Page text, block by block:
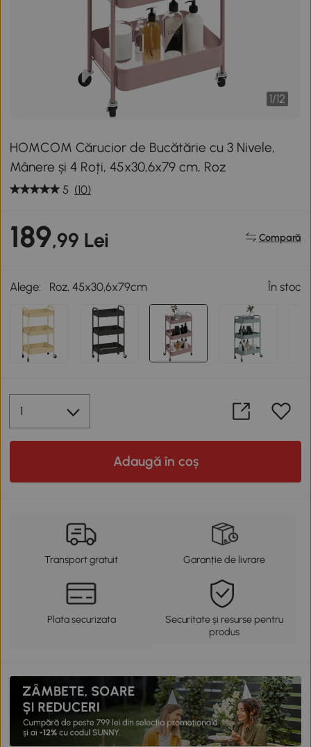
1/12
HOMCOM Cărucior de Bucătărie cu 3 Nivele,
Mânere și 4 Roți, 45x30,6x79 cm, Roz
5 (10)
189,99 Lei Compară
Alege: Roz, 45x30,6x79cm În stoc
Adaugă în coș
Transport gratuit Garanție de livrare
Plata securizata
Securitate și resurse pentru
produs